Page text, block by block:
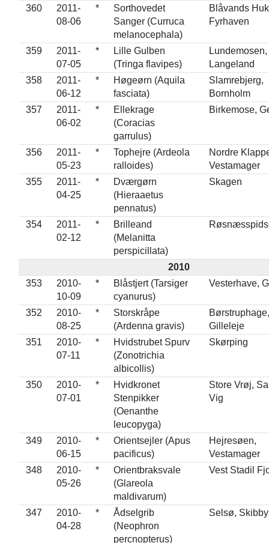
360
2011-
08-06
*
Sorthovedet
Sanger (Curruca
melanocephala)
Blåvands
Fyrhaven
359
2011-
07-05
*
Lille Gulben
(Tringa flavipes)
Lundemosen,
Langeland
358
2011-
06-12
*
Høgeørn (Aquila
fasciata)
Slamrebjerg,
Bornholm
357
2011-
06-02
*
Ellekrage
(Coracias
garrulus)
Birkemose,
356
2011-
05-23
*
Tophejre (Ardeola
ralloides)
Nordre
Vestamager
355
2011-
04-25
*
Dværgørn
(Hieraaetus
pennatus)
Skagen
354
2011-
02-12
*
Brilleand
(Melanitta
perspicillata)
2010
353
2010-
10-09
*
Blåstjert (Tarsiger
cyanurus)
Vesterhave,
352
2010-
08-25
*
Storskråpe
(Ardenna gravis)
Børstruphage,
Gilleleje
351
2010-
07-11
*
Hvidstrubet Spurv
(Zonotrichia
albicollis)
Skørping
350
2010-
07-01
*
Hvidkronet
Stenpikker
(Oenanthe
leucopyga)
Store Vrøj,
Vig
349
2010-
06-15
*
Orientsejler (Apus
pacificus)
Hejresøen,
Vestamager
348
2010-
05-26
*
Orientbraksvale
(Glareola
maldivarum)
Vest Stadil
347
2010-
04-28
*
Ådselgrib
(Neophron
percnopterus)
Selsø, Skibby